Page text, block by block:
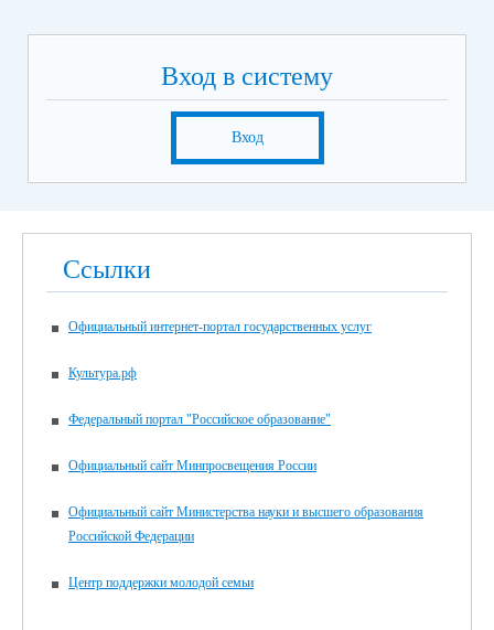
Вход в систему
Вход
Ссылки
Официальный интернет-портал государственных услуг
Культура.рф
Федеральный портал "Российское образование"
Официальный сайт Минпросвещения России
Официальный сайт Министерства науки и высшего образования
Российской Федерации
Центр поддержки молодой семьи